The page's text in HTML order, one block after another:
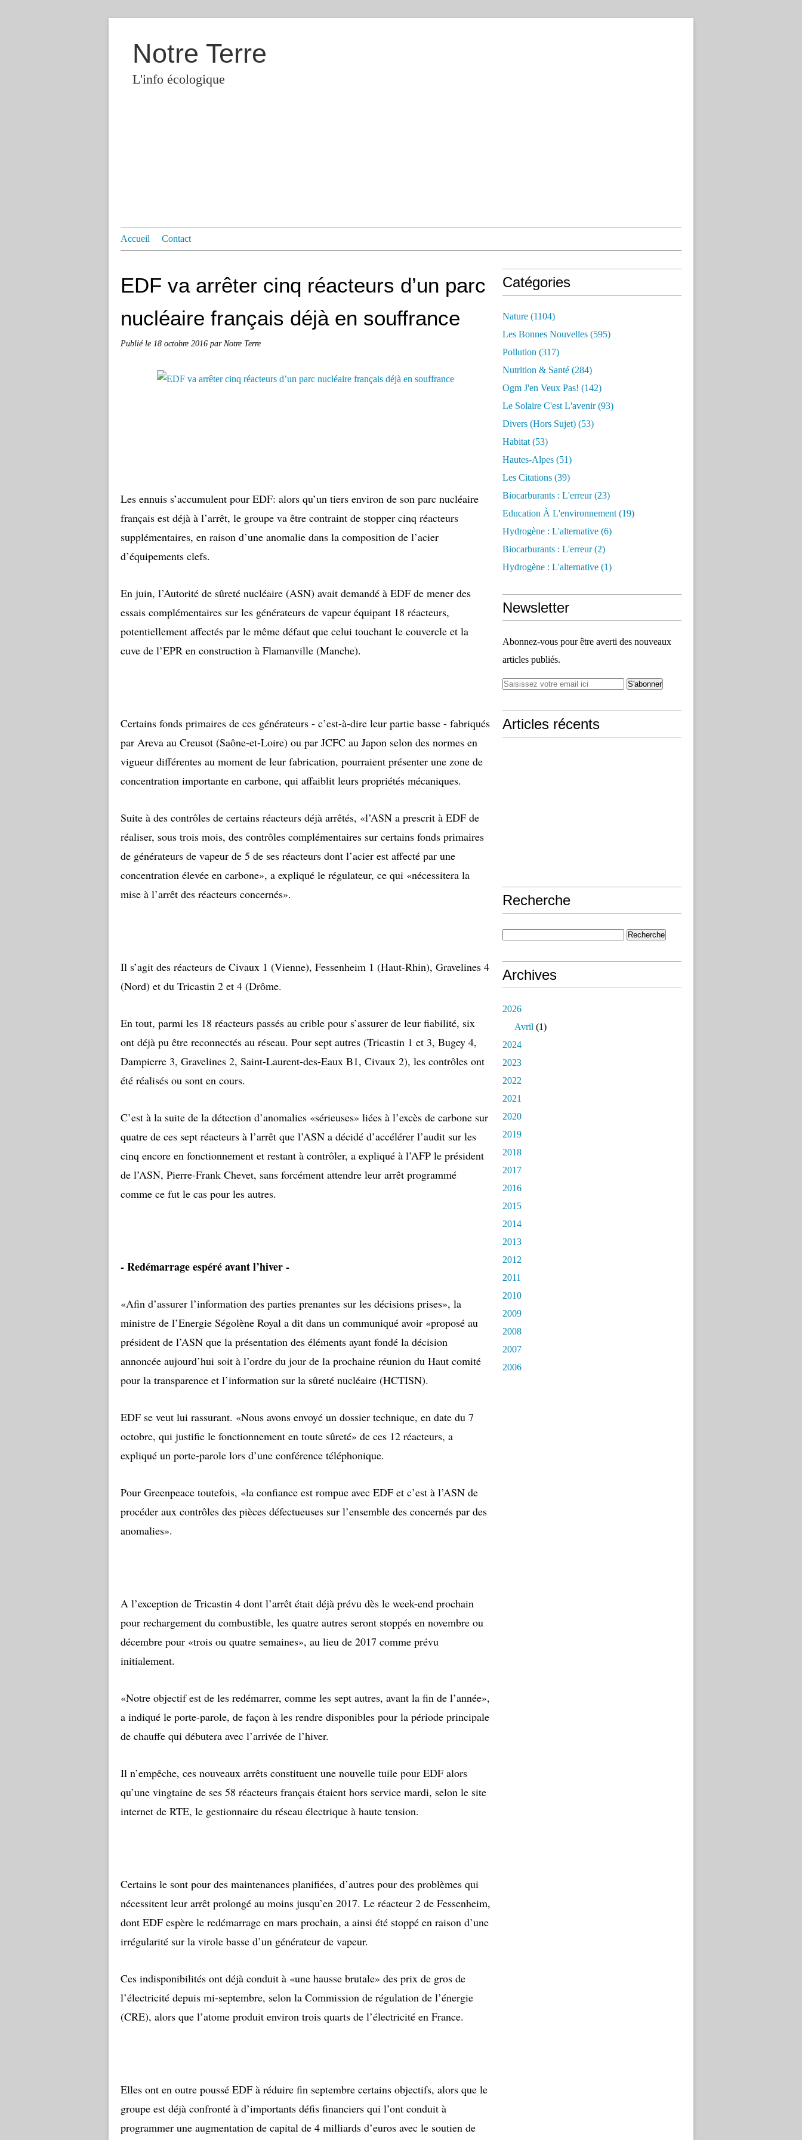
Notre Terre
L'info écologique
Accueil Contact
EDF va arrêter cinq réacteurs d’un parc
nucléaire français déjà en souffrance
Publié le 18 octobre 2016 par Notre Terre
Les ennuis s’accumulent pour EDF: alors qu’un tiers environ de son parc nucléaire
français est déjà à l’arrêt, le groupe va être contraint de stopper cinq réacteurs
supplémentaires, en raison d’une anomalie dans la composition de l’acier
d’équipements clefs.
En juin, l’Autorité de sûreté nucléaire (ASN) avait demandé à EDF de mener des
essais complémentaires sur les générateurs de vapeur équipant 18 réacteurs,
potentiellement affectés par le même défaut que celui touchant le couvercle et la
cuve de l’EPR en construction à Flamanville (Manche).
Certains fonds primaires de ces générateurs - c’est-à-dire leur partie basse - fabriqués
par Areva au Creusot (Saône-et-Loire) ou par JCFC au Japon selon des normes en
vigueur différentes au moment de leur fabrication, pourraient présenter une zone de
concentration importante en carbone, qui affaiblit leurs propriétés mécaniques.
Suite à des contrôles de certains réacteurs déjà arrêtés, «l’ASN a prescrit à EDF de
réaliser, sous trois mois, des contrôles complémentaires sur certains fonds primaires
de générateurs de vapeur de 5 de ses réacteurs dont l’acier est affecté par une
concentration élevée en carbone», a expliqué le régulateur, ce qui «nécessitera la
mise à l’arrêt des réacteurs concernés».
Il s’agit des réacteurs de Civaux 1 (Vienne), Fessenheim 1 (Haut-Rhin), Gravelines 4
(Nord) et du Tricastin 2 et 4 (Drôme.
En tout, parmi les 18 réacteurs passés au crible pour s’assurer de leur fiabilité, six
ont déjà pu être reconnectés au réseau. Pour sept autres (Tricastin 1 et 3, Bugey 4,
Dampierre 3, Gravelines 2, Saint-Laurent-des-Eaux B1, Civaux 2), les contrôles ont
été réalisés ou sont en cours.
C’est à la suite de la détection d’anomalies «sérieuses» liées à l’excès de carbone sur
quatre de ces sept réacteurs à l’arrêt que l’ASN a décidé d’accélérer l’audit sur les
cinq encore en fonctionnement et restant à contrôler, a expliqué à l’AFP le président
de l’ASN, Pierre-Frank Chevet, sans forcément attendre leur arrêt programmé
comme ce fut le cas pour les autres.
- Redémarrage espéré avant l’hiver -
«Afin d’assurer l’information des parties prenantes sur les décisions prises», la
ministre de l’Energie Ségolène Royal a dit dans un communiqué avoir «proposé au
président de l’ASN que la présentation des éléments ayant fondé la décision
annoncée aujourd’hui soit à l’ordre du jour de la prochaine réunion du Haut comité
pour la transparence et l’information sur la sûreté nucléaire (HCTISN).
EDF se veut lui rassurant. «Nous avons envoyé un dossier technique, en date du 7
octobre, qui justifie le fonctionnement en toute sûreté» de ces 12 réacteurs, a
expliqué un porte-parole lors d’une conférence téléphonique.
Pour Greenpeace toutefois, «la confiance est rompue avec EDF et c’est à l’ASN de
procéder aux contrôles des pièces défectueuses sur l’ensemble des concernés par des
anomalies».
A l’exception de Tricastin 4 dont l’arrêt était déjà prévu dès le week-end prochain
pour rechargement du combustible, les quatre autres seront stoppés en novembre ou
décembre pour «trois ou quatre semaines», au lieu de 2017 comme prévu
initialement.
«Notre objectif est de les redémarrer, comme les sept autres, avant la fin de l’année»,
a indiqué le porte-parole, de façon à les rendre disponibles pour la période principale
de chauffe qui débutera avec l’arrivée de l’hiver.
Il n’empêche, ces nouveaux arrêts constituent une nouvelle tuile pour EDF alors
qu’une vingtaine de ses 58 réacteurs français étaient hors service mardi, selon le site
internet de RTE, le gestionnaire du réseau électrique à haute tension.
Certains le sont pour des maintenances planifiées, d’autres pour des problèmes qui
nécessitent leur arrêt prolongé au moins jusqu’en 2017. Le réacteur 2 de Fessenheim,
dont EDF espère le redémarrage en mars prochain, a ainsi été stoppé en raison d’une
irrégularité sur la virole basse d’un générateur de vapeur.
Ces indisponibilités ont déjà conduit à «une hausse brutale» des prix de gros de
l’électricité depuis mi-septembre, selon la Commission de régulation de l’énergie
(CRE), alors que l’atome produit environ trois quarts de l’électricité en France.
Elles ont en outre poussé EDF à réduire fin septembre certains objectifs, alors que le
groupe est déjà confronté à d’importants défis financiers qui l’ont conduit à
programmer une augmentation de capital de 4 milliards d’euros avec le soutien de
Catégories
Nature (1104)
Les Bonnes Nouvelles (595)
Pollution (317)
Nutrition & Santé (284)
Ogm J'en Veux Pas! (142)
Le Solaire C'est L'avenir(93)
Divers (hors Sujet) (53)
Habitat (53)
Hautes-Alpes (51)
Les Citations (39)
Biocarburants : L'erreur(23)
Education À L'environnement (19)
Hydrogène : L'alternative (6)
Biocarburants : L'erreur(2)
Hydrogène : L'alternative (1)
Newsletter
Abonnez-vous pour être averti des nouveaux
articles publiés.
Articles récents
Recherche
Archives
2026
Avril (1)
2024
2023
2022
2021
2020
2019
2018
2017
2016
2015
2014
2013
2012
2011
2010
2009
2008
2007
2006